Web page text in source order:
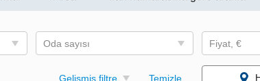
Oda sayısı Fiyat, €
Gelişmiş filtre Temizle